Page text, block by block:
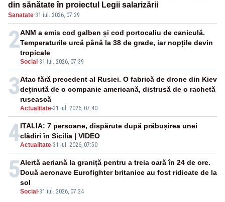
din sănătate în proiectul Legii salarizării
Sanatate·31 iul. 2026, 07:29
2
Social -31 iul. 2026, 07:39
ANM a emis cod galben și cod portocaliu de caniculă.
Temperaturile urcă până la 38 de grade, iar nopțile devin
tropicale
3
Actualitate-31 iul. 2026, 07:40
Atac fără precedent al Rusiei. O fabrică de drone din Kiev
deținută de o companie americană, distrusă de o rachetă
rusească
4Actualitate-31 iul. 2026, 07:50
ITALIA: 7 persoane, dispărute după prăbușirea unei
clădiri în Sicilia | VIDEO
5
Social -31 iul. 2026, 07:24
Alertă aeriană la graniță pentru a treia oară în 24 de ore.
Două aeronave Eurofighter britanice au fost ridicate de la
sol